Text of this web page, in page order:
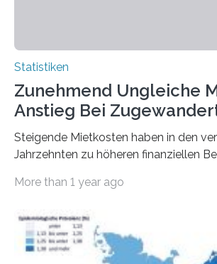
Statistiken
Zunehmend Ungleiche
Anstieg Bei
Steigende Mietkosten haben in den
Jahrzehnten zu höheren finanziellen
Bundesinstitut für
gesamten Einkommen zwischen 1990
unterschiedliche Einkommensgruppen
Deutschland geborene Menschen und
More than 1 year ago